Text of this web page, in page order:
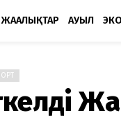
ЖАҢАЛЫҚТАР АУЫЛ